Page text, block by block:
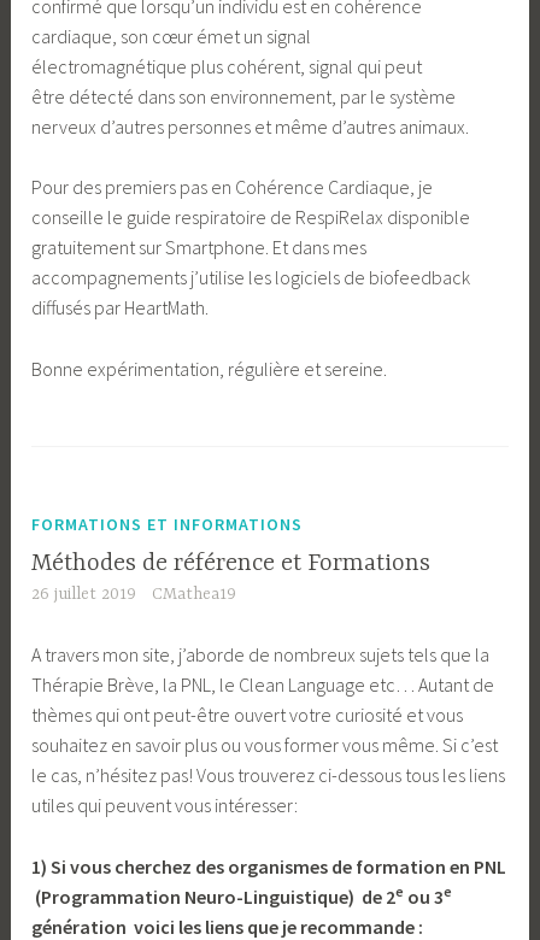
confirmé que lorsqu’un individu est en cohérence
cardiaque, son cœur émet un signal
électromagnétique plus cohérent, signal qui peut
être détecté dans son environnement, par le système
nerveux d’autres personnes et même d’autres animaux.
Pour des premiers pas en Cohérence Cardiaque, je
conseille le guide respiratoire de RespiRelax disponible
gratuitement sur Smartphone. Et dans mes
accompagnements j’utilise les logiciels de biofeedback
diffusés par HeartMath.
Bonne expérimentation, régulière et sereine.
FORMATIONS ET INFORMATIONS
Méthodes de référence et Formations
26 juillet 2019 CMathea19
A travers mon site, j’aborde de nombreux sujets tels que la
Thérapie Brève, la PNL, le Clean Language etc… Autant de
thèmes qui ont peut-être ouvert votre curiosité et vous
souhaitez en savoir plus ou vous former vous même. Si c’est
le cas, n’hésitez pas! Vous trouverez ci-dessous tous les liens
utiles qui peuvent vous intéresser:
1) Si vous cherchez des organismes de formation en PNL
(Programmation Neuro-Linguistique) de 2e ou 3e
génération voici les liens que je recommande :